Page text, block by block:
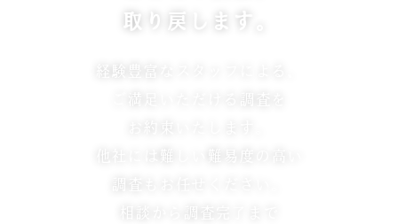
取り戻します。
経験豊富なスタッフによる、
ご満足いただける調査を
他社には難しい難易度の高い
調査もお任せください。
相談から調査完了まで